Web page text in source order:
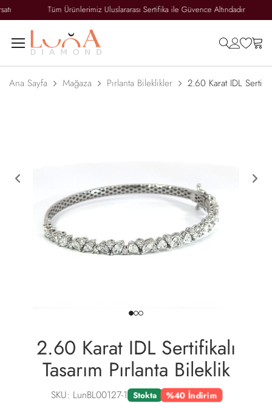
Tüm Ürünlerimiz Uluslararası Sertifika ile Güvence Altındadır
search
Ana Sayfa Mağaza Pırlanta Bileklikler 2.60 Karat IDL
Previous
2.60 Karat IDL Sertifikalı
Tasarım Pırlanta Bileklik
SKU: LunBL00127-1 Stokta %40 İndirim